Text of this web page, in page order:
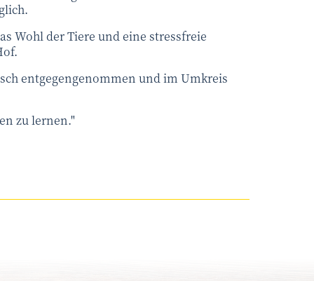
Wohl der Tiere und eine stressfreie
entgegengenommen und im Umkreis
zu lernen."